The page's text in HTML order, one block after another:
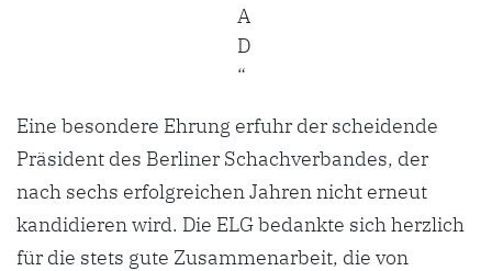
A
D
“
Eine besondere Ehrung erfuhr der scheidende
Präsident des Berliner Schachverbandes, der
nach sechs erfolgreichen Jahren nicht erneut
kandidieren wird. Die ELG bedankte sich herzlich
für die stets gute Zusammenarbeit, die von